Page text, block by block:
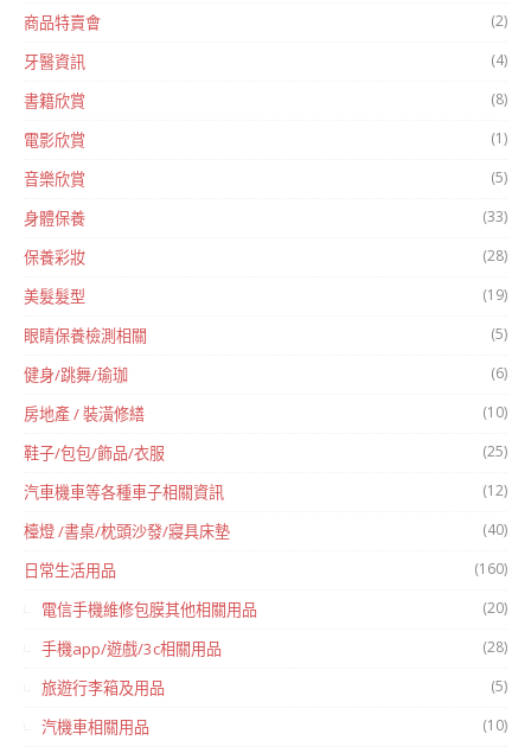
商品特賣會 (2)
牙醫資訊 (4)
書籍欣賞 (8)
電影欣賞 (1)
音樂欣賞 (5)
身體保養 (33)
保養彩妝 (28)
美髮髮型 (19)
眼睛保養檢測相關 (5)
健身/跳舞/瑜珈 (6)
房地產 / 裝潢修繕 (10)
鞋子/包包/飾品/衣服 (25)
汽車機車等各種車子相關資訊 (12)
檯燈 /書桌/枕頭沙發/寢具床墊 (40)
日常生活用品 (160)
電信手機維修包膜其他相關用品 (20)
手機app/遊戲/3c相關用品 (28)
旅遊行李箱及用品 (5)
汽機車相關用品 (10)